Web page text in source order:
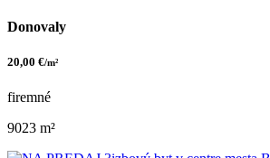
Donovaly
20,00 €/m²
firemné
9023 m²